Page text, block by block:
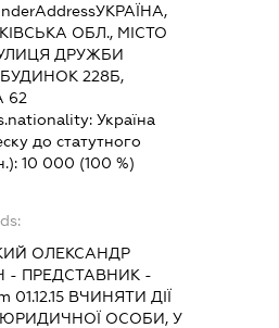
УКРАЇНА,
ОБЛ., МІСТО
ДРУЖБИ
228Б,
62
Україна
до статутного
10 000 (100 %)
ОЛЕКСАНДР
- ПРЕДСТАВНИК -
01.12.15ВЧИНЯТИ ДІЇ
ЮРИДИЧНОЇ ОСОБИ, У